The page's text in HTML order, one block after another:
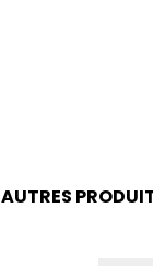
AUTRES